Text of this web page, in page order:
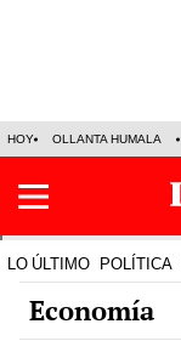
HOY OLLANTA HUMALA
LO ÚLTIMO POLÍTICA
Economía